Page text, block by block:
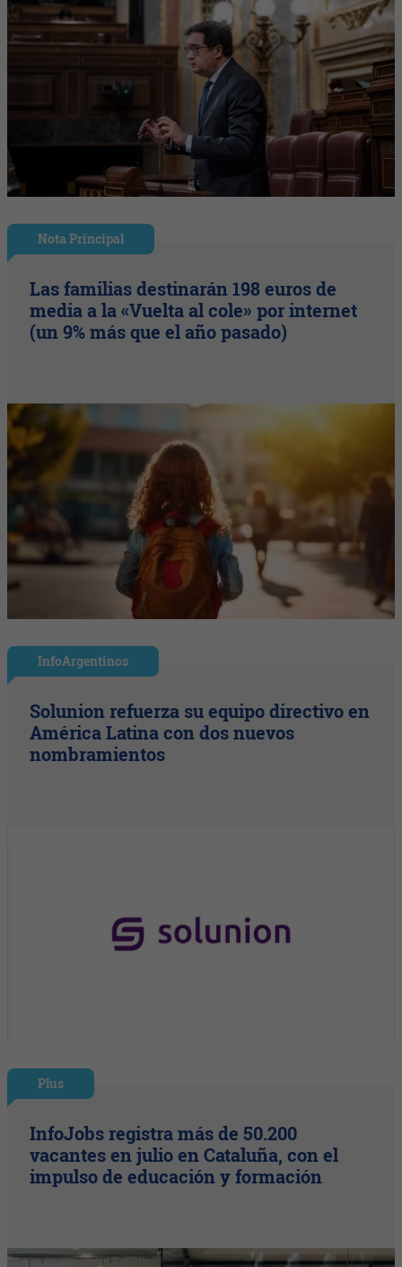
Nota Principal
Las familias destinarán 198 euros de
media a la «Vuelta al cole» por internet
(un 9% más que el año pasado)
InfoArgentinos
Solunion refuerza su equipo directivo en
América Latina con dos nuevos
nombramientos
Plus
InfoJobs registra más de 50.200
vacantes en julio en Cataluña, con el
impulso de educación y formación